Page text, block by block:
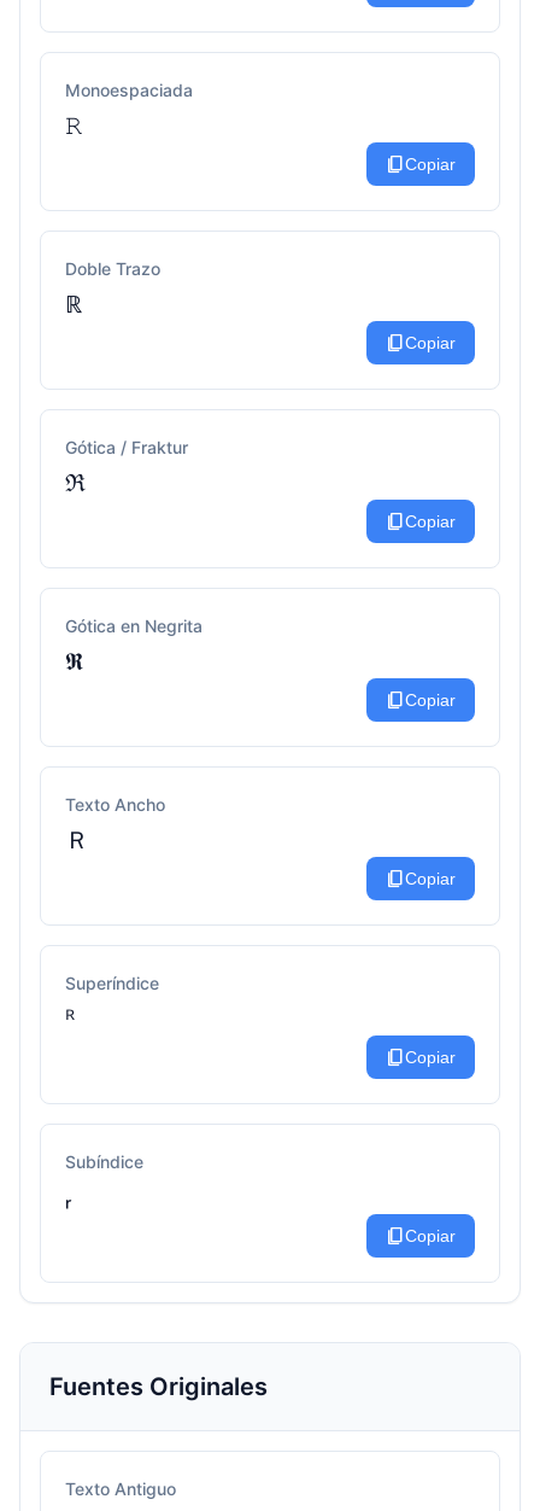
Monoespaciada
𝚁
content_copyCopiar
Doble Trazo
ℝ
content_copyCopiar
Gótica / Fraktur
ℜ
content_copyCopiar
Gótica en Negrita
𝕽
content_copyCopiar
Texto Ancho
Ｒ
content_copyCopiar
Superíndice
ᴿ
content_copyCopiar
Subíndice
ᵣ
content_copyCopiar
Fuentes Originales
Texto Antiguo